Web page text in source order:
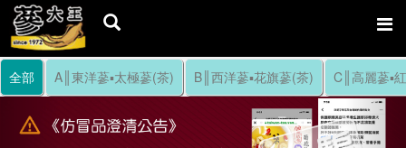
Previous
全部 A║東洋蔘▪太極蔘(茶) B║西洋蔘▪花旗蔘(茶) C║高麗蔘▪